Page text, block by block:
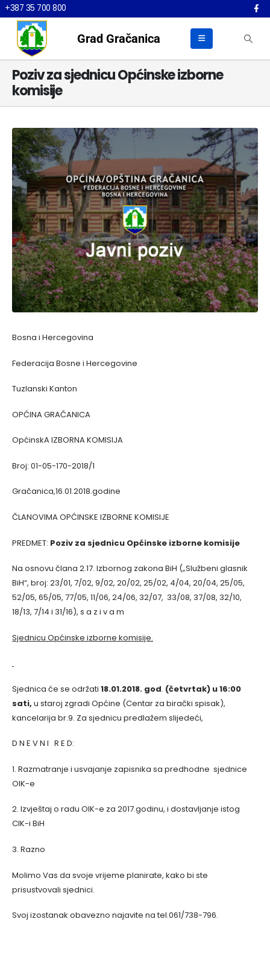
+387 35 700 800
Grad Gračanica
Poziv za sjednicu Općinske izborne
komisije
Bosna i Hercegovina
Federacija Bosne i Hercegovine
Tuzlanski Kanton
OPĆINA GRAČANICA
OpćinskA IZBORNA KOMISIJA
Broj: 01-05-170-2018/1
Gračanica,16.01.2018.godine
ČLANOVIMA OPĆINSKE IZBORNE KOMISIJE
PREDMET: Poziv za sjednicu Općinske izborne komisije
Na osnovu člana 2.17. Izbornog zakona BiH („Službeni glasnik
BiH“, broj: 23/01, 7/02, 9/02, 20/02, 25/02, 4/04, 20/04, 25/05,
52/05, 65/05, 77/05, 11/06, 24/06, 32/07, 33/08, 37/08, 32/10,
18/13, 7/14 i 31/16), s a z i v a m
Sjednicu Općinske izborne komisije.
Sjednica će se održati 18.01.2018. god. (četvrtak) u 16:00
sati, u staroj zgradi Općine (Centar za birački spisak),
kancelarija br.9. Za sjednicu predlažem slijedeći,
D N E V N I R E D:
1. Razmatranje i usvajanje zapisnika sa predhodne sjednice
OIK-e
2. Izvještaj o radu OIK-e za 2017.godinu, i dostavljanje istog
CIK-i BiH
3. Razno
Molimo Vas da svoje vrijeme planirate, kako bi ste
prisustvovali sjednici.
Svoj izostanak obavezno najavite na tel.061/738-796.